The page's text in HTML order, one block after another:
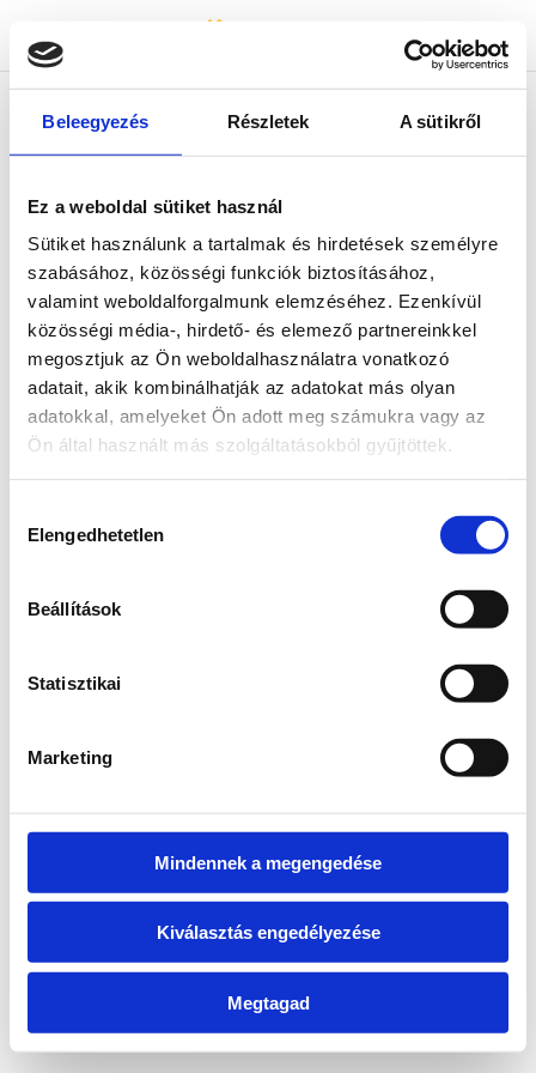
Beleegyezés Részletek A sütikről
Ez a weboldal sütiket használ
Sütiket használunk a tartalmak és hirdetések személyre
szabásához, közösségi funkciók biztosításához,
valamint weboldalforgalmunk elemzéséhez. Ezenkívül
közösségi média-, hirdető- és elemező partnereinkkel
megosztjuk az Ön weboldalhasználatra vonatkozó
adatait, akik kombinálhatják az adatokat más olyan
adatokkal, amelyeket Ön adott meg számukra vagy az
Ön által használt más szolgáltatásokból gyűjtöttek.
kiválasztása
Elengedhetetlen
Beállítások
Statisztikai
Marketing
Mindennek a megengedése
Kiválasztás engedélyezése
Megtagad
404-es hiba :(
Kérjük, térj vissza a főoldalra és indítsd újra a
keresést!